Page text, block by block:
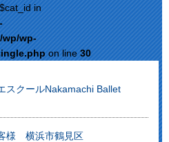
in
wp-
on line30
クールNakamachi Ballet
様 横浜市鶴見区